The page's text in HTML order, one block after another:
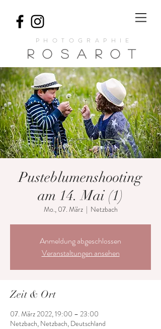
PHOTOGRAPHIE
ROSA ROT
Pusteblumenshooting
am 14. Mai (1)
Mo., 07. März
  |
Netzbach
Anmeldung abgeschlossen
Veranstaltungen ansehen
Zeit & Ort
07. März 2022, 19:00 – 23:00
Netzbach, Netzbach, Deutschland